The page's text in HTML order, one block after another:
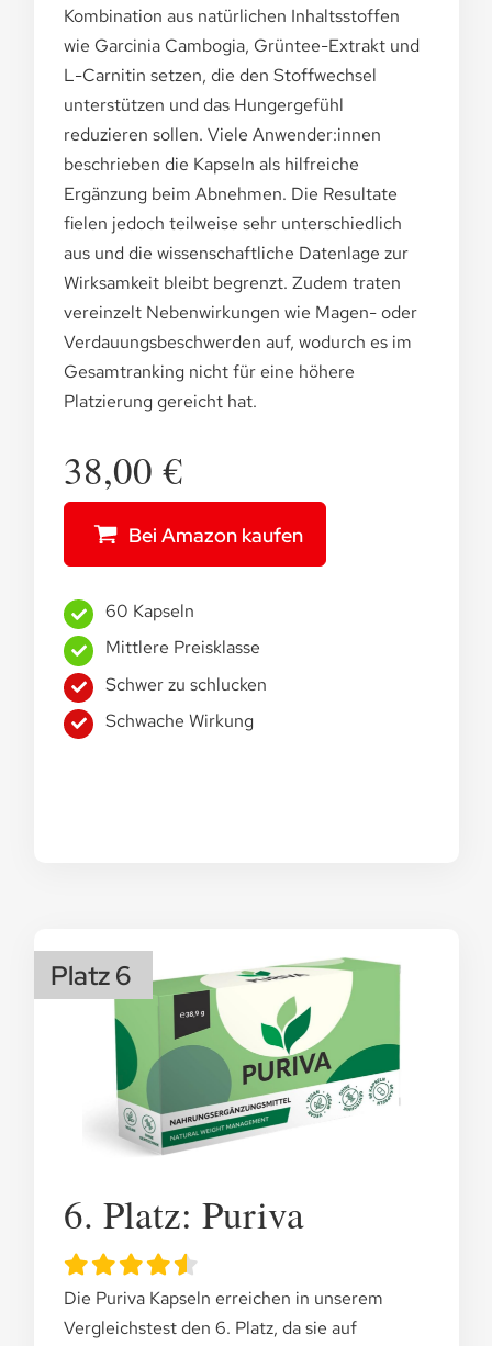
Kombination aus natürlichen Inhaltsstoffen
wie Garcinia Cambogia, Grüntee-Extrakt und
L-Carnitin setzen, die den Stoffwechsel
unterstützen und das Hungergefühl
reduzieren sollen. Viele Anwender:innen
beschrieben die Kapseln als hilfreiche
Ergänzung beim Abnehmen. Die Resultate
fielen jedoch teilweise sehr unterschiedlich
aus und die wissenschaftliche Datenlage zur
Wirksamkeit bleibt begrenzt. Zudem traten
vereinzelt Nebenwirkungen wie Magen- oder
Verdauungsbeschwerden auf, wodurch es im
Gesamtranking nicht für eine höhere
Platzierung gereicht hat.
38,00 €
Bei Amazon kaufen
60 Kapseln
Mittlere Preisklasse
Schwer zu schlucken
Schwache Wirkung
Platz 6
6. Platz: Puriva
Die Puriva Kapseln erreichen in unserem
Vergleichstest den 6. Platz, da sie auf